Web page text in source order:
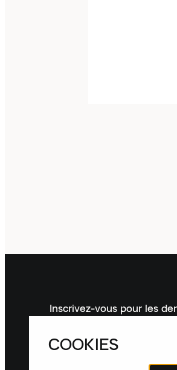
Inscrivez-vous pour les
Inscrivez-vous à la
dernières nouveautés,
recommandations de
COOKIES